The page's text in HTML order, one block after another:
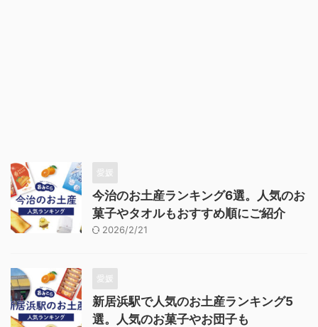
愛媛
今治のお土産ランキング6選。人気のお
菓子やタオルもおすすめ順にご紹介
2026/2/21
愛媛
新居浜駅で人気のお土産ランキング5
選。人気のお菓子やお団子も